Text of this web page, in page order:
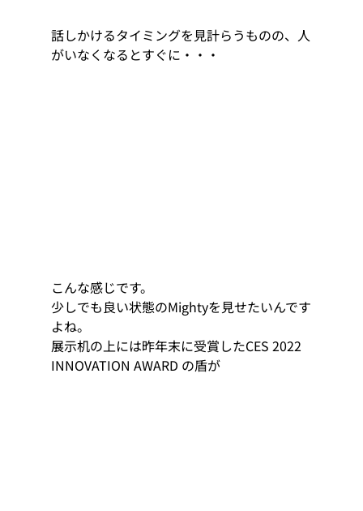
話しかけるタイミングを見計らうものの、人
がいなくなるとすぐに・・・
こんな感じです。
少しでも良い状態のMightyを見せたいんです
よね。
展示机の上には昨年末に受賞したCES 2022
INNOVATION AWARD の盾が